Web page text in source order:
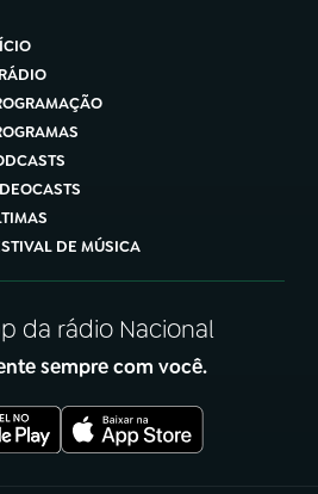
DE MÚSICA
da rádio Nacional
sempre com você.